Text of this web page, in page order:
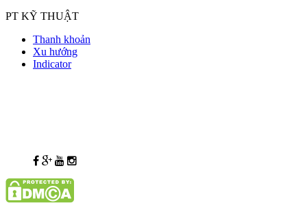
PT KỸ THUẬT
Thanh khoản
Xu hướng
Indicator